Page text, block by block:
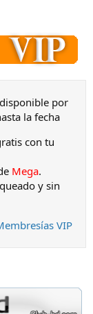
por
la fecha
con tu
Mega.
y sin
VIP